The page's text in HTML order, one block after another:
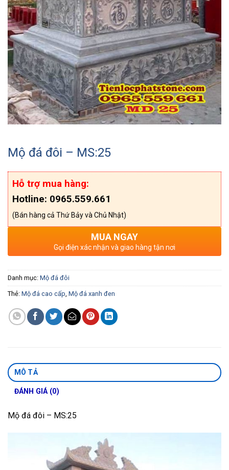
Mộ đá đôi – MS:25
Hỗ trợ mua hàng:
Hotline: 0965.559.661
(Bán hàng cả Thứ Bảy và Chủ Nhật)
MUA NGAY
Gọi điện xác nhận và giao hàng tận nơi
Danh mục: Mộ đá đôi
Thẻ: Mộ đá cao cấp, Mộ đá xanh đen
MÔ TẢ
ĐÁNH GIÁ (0)
Mộ đá đôi – MS:25